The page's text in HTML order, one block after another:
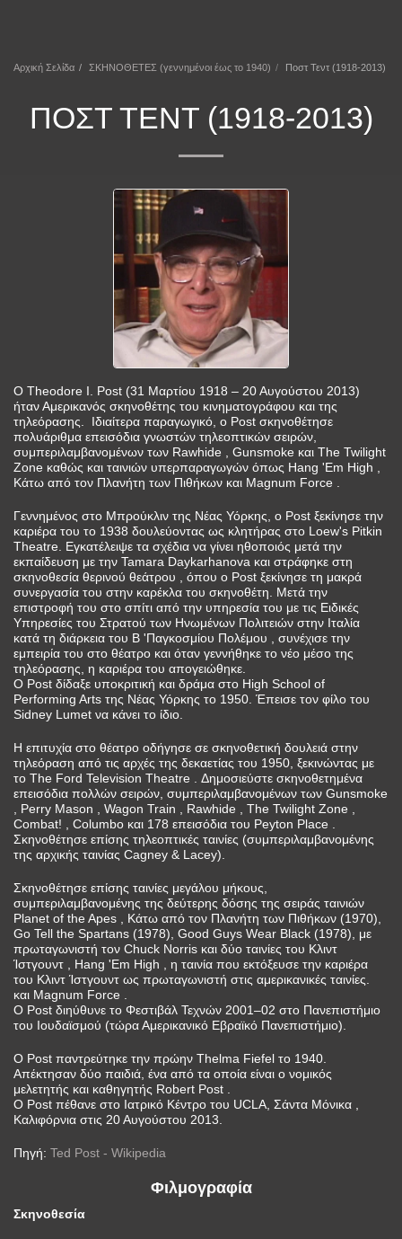
Αρχική Σελίδα ΣΚΗΝΟΘΕΤΕΣ (γεννημένοι έως το 1940) Ποστ Τεντ (1918-2013)
ΠΟΣΤ ΤΕΝΤ (1918-2013)
Ο Theodore I. Post (31 Μαρτίου 1918 – 20 Αυγούστου 2013)
ήταν Αμερικανός σκηνοθέτης του κινηματογράφου και της
τηλεόρασης. Ιδιαίτερα παραγωγικό, ο Post σκηνοθέτησε
πολυάριθμα επεισόδια γνωστών τηλεοπτικών σειρών,
συμπεριλαμβανομένων των Rawhide , Gunsmoke και The Twilight
Zone καθώς και ταινιών υπερπαραγωγών όπως Hang 'Em High ,
Κάτω από τον Πλανήτη των Πιθήκων και Magnum Force .
Γεννημένος στο Μπρούκλιν της Νέας Υόρκης, ο Post ξεκίνησε την
καριέρα του το 1938 δουλεύοντας ως κλητήρας στο Loew's Pitkin
Theatre. Εγκατέλειψε τα σχέδια να γίνει ηθοποιός μετά την
εκπαίδευση με την Tamara Daykarhanova και στράφηκε στη
σκηνοθεσία θερινού θεάτρου , όπου ο Post ξεκίνησε τη μακρά
συνεργασία του στην καρέκλα του σκηνοθέτη. Μετά την
επιστροφή του στο σπίτι από την υπηρεσία του με τις Ειδικές
Υπηρεσίες του Στρατού των Ηνωμένων Πολιτειών στην Ιταλία
κατά τη διάρκεια του Β 'Παγκοσμίου Πολέμου , συνέχισε την
εμπειρία του στο θέατρο και όταν γεννήθηκε το νέο μέσο της
τηλεόρασης, η καριέρα του απογειώθηκε.
Ο Post δίδαξε υποκριτική και δράμα στο High School of
Performing Arts της Νέας Υόρκης το 1950. Έπεισε τον φίλο του
Sidney Lumet να κάνει το ίδιο.
Η επιτυχία στο θέατρο οδήγησε σε σκηνοθετική δουλειά στην
τηλεόραση από τις αρχές της δεκαετίας του 1950, ξεκινώντας με
το The Ford Television Theatre . Δημοσιεύστε σκηνοθετημένα
επεισόδια πολλών σειρών, συμπεριλαμβανομένων των Gunsmoke
, Perry Mason , Wagon Train , Rawhide , The Twilight Zone ,
Combat! , Columbo και 178 επεισόδια του Peyton Place .
Σκηνοθέτησε επίσης τηλεοπτικές ταινίες (συμπεριλαμβανομένης
της αρχικής ταινίας Cagney & Lacey).
Σκηνοθέτησε επίσης ταινίες μεγάλου μήκους,
συμπεριλαμβανομένης της δεύτερης δόσης της σειράς ταινιών
Planet of the Apes , Κάτω από τον Πλανήτη των Πιθήκων (1970),
Go Tell the Spartans (1978), Good Guys Wear Black (1978), με
πρωταγωνιστή τον Chuck Norris και δύο ταινίες του Κλιντ
Ίστγουντ , Hang 'Em High , η ταινία που εκτόξευσε την καριέρα
του Κλιντ Ίστγουντ ως πρωταγωνιστή στις αμερικανικές ταινίες.
και Magnum Force .
Ο Post διηύθυνε το Φεστιβάλ Τεχνών 2001–02 στο Πανεπιστήμιο
του Ιουδαϊσμού (τώρα Αμερικανικό Εβραϊκό Πανεπιστήμιο).
Ο Post παντρεύτηκε την πρώην Thelma Fiefel το 1940.
Απέκτησαν δύο παιδιά, ένα από τα οποία είναι ο νομικός
μελετητής και καθηγητής Robert Post .
Ο Post πέθανε στο Ιατρικό Κέντρο του UCLA, Σάντα Μόνικα ,
Καλιφόρνια στις 20 Αυγούστου 2013.
Πηγή: Ted Post - Wikipedia
Φιλμογραφία
Σκηνοθεσία